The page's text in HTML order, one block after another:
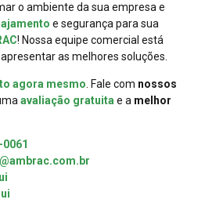
o ambiente da sua empresa e
e segurança para sua
! Nossa equipe comercial está
as melhores soluções.
agora mesmo . Fale com nossos
avaliação gratuita e a melhor